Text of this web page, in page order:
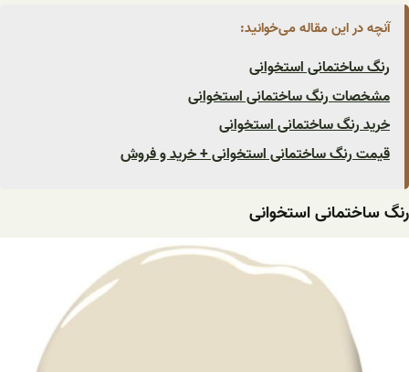
آنچه در این مقاله می‌خوانید:
رنگ ساختمانی استخوانی
مشخصات رنگ ساختمانی استخوانی
خرید رنگ ساختمانی استخوانی
قیمت رنگ ساختمانی استخوانی + خرید و فروش
رنگ ساختمانی استخوانی